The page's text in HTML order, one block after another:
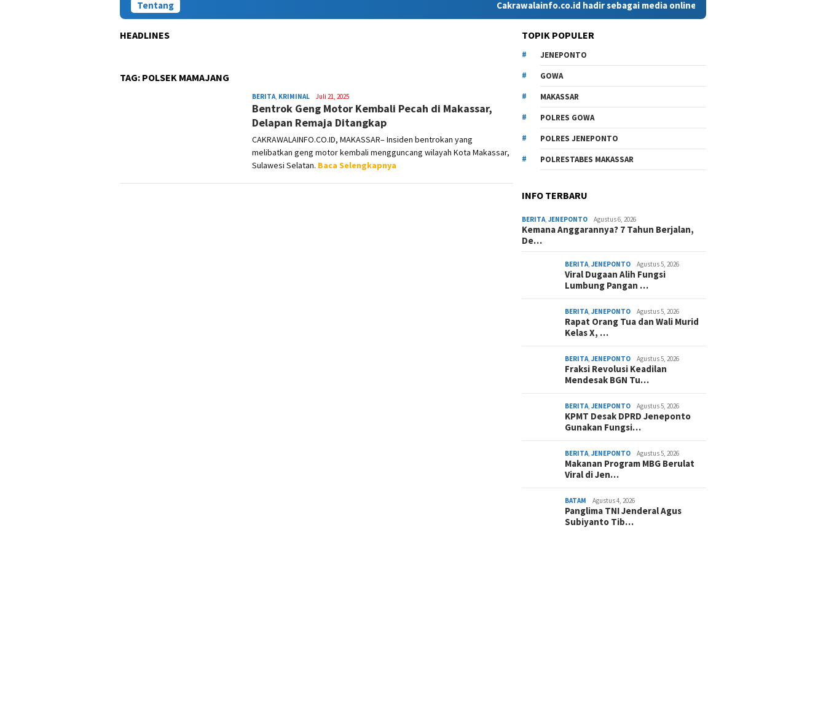
Tentang Cakrawalainfo.co.id hadir sebagai media online yang menyajikan berita cepat,
HEADLINES
TAG: POLSEK MAMAJANG
BERITA, KRIMINAL Syamsuddin
Malik
Juli 21, 2025
Bentrok Geng Motor Kembali Pecah di Makassar,
Delapan Remaja Ditangkap
CAKRAWALAINFO.CO.ID, MAKASSAR– Insiden bentrokan yang
melibatkan geng motor kembali mengguncang wilayah Kota Makassar,
Sulawesi Selatan. Baca Selengkapnya
TOPIK POPULER
JENEPONTO
GOWA
MAKASSAR
POLRES GOWA
POLRES JENEPONTO
POLRESTABES MAKASSAR
INFO TERBARU
BERITA,JENEPONTO Agustus 6, 2026
Kemana Anggarannya? 7 Tahun Berjalan,
De…
BERITA,JENEPONTO Agustus 5, 2026
Viral Dugaan Alih Fungsi
Lumbung Pangan …
BERITA,JENEPONTO Agustus 5, 2026
Rapat Orang Tua dan Wali Murid
Kelas X, …
BERITA,JENEPONTO Agustus 5, 2026
Fraksi Revolusi Keadilan
Mendesak BGN Tu…
BERITA,JENEPONTO Agustus 5, 2026
KPMT Desak DPRD Jeneponto
Gunakan Fungsi…
BERITA,JENEPONTO Agustus 5, 2026
Makanan Program MBG Berulat
Viral di Jen…
BATAM Agustus 4, 2026
Panglima TNI Jenderal Agus
Subiyanto Tib…